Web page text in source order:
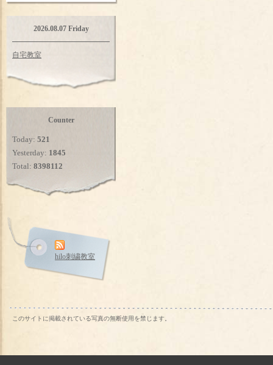
2026.08.07 Friday
自宅教室
Counter
Today: 521
Yesterday: 1845
Total: 8398112
hilo刺繍教室
このサイトに掲載されている写真の無断使用を禁じます。